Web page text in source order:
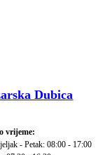
Dubica
vrijeme:
- Petak: 08:00 - 17:00